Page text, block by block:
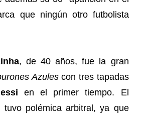
que ningún otro futbolista
, de 40 años, fue la gran
Azulescon tres tapadas
en el primer tiempo. El
tuvo polémica arbitral, ya que